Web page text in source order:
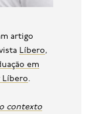
Líbero,
em
Líbero.
contexto